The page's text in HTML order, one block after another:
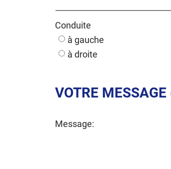
Conduite
à gauche
à droite
VOTRE MESSAGE
Message: